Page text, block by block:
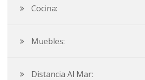
Cocina:
Muebles:
Distancia Al Mar: